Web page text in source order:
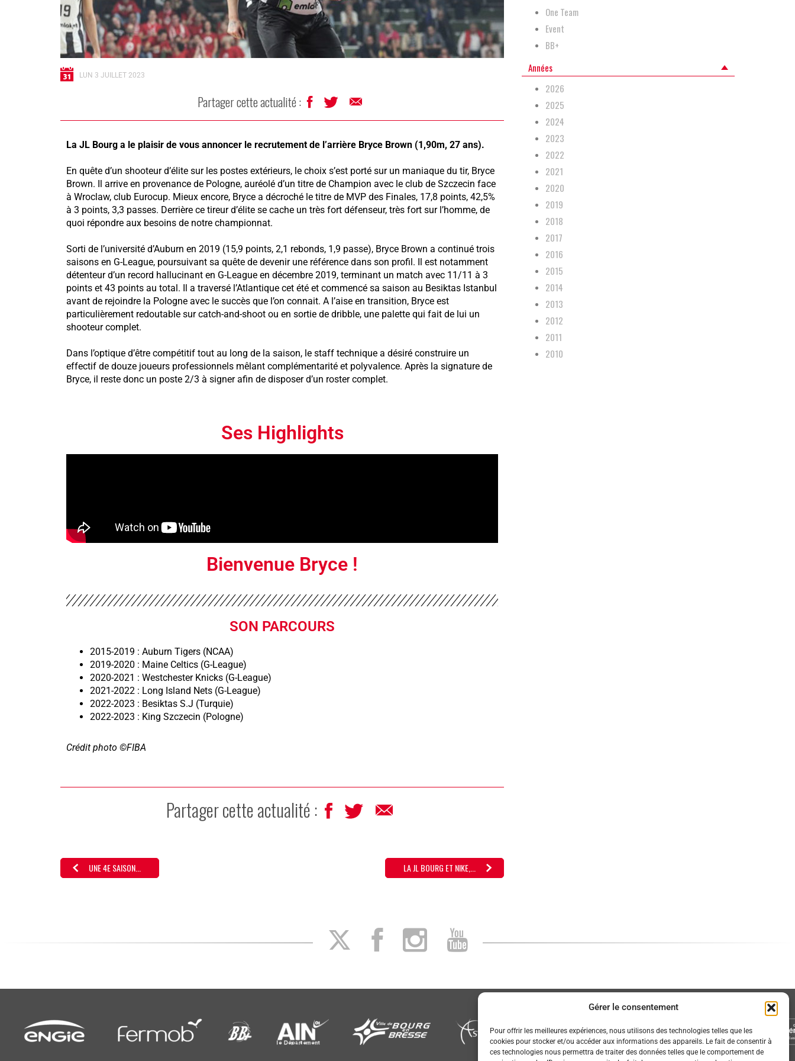
Gérer le consentement
Pour offrir les meilleures expériences, nous utilisons des technologies telles que les
cookies pour stocker et/ou accéder aux informations des appareils. Le fait de consentir à
ces technologies nous permettra de traiter des données telles que le comportement de
LUN 3 JUILLET 2023
Partager cette actualité :
La JL Bourg a le plaisir de vous annoncer le recrutement de l’arrière Bryce Brown (1,90m, 27 ans).
En quête d’un shooteur d’élite sur les postes extérieurs, le choix s’est porté sur un maniaque du tir, Bryce
Brown. Il arrive en provenance de Pologne, auréolé d’un titre de Champion avec le club de Szczecin face
à Wroclaw, club Eurocup. Mieux encore, Bryce a décroché le titre de MVP des Finales, 17,8 points, 42,5%
à 3 points, 3,3 passes. Derrière ce tireur d’élite se cache un très fort défenseur, très fort sur l’homme, de
quoi répondre aux besoins de notre championnat.
Sorti de l’université d’Auburn en 2019 (15,9 points, 2,1 rebonds, 1,9 passe), Bryce Brown a continué trois
saisons en G-League, poursuivant sa quête de devenir une référence dans son profil. Il est notamment
détenteur d’un record hallucinant en G-League en décembre 2019, terminant un match avec 11/11 à 3
points et 43 points au total. Il a traversé l’Atlantique cet été et commencé sa saison au Besiktas Istanbul
avant de rejoindre la Pologne avec le succès que l’on connait. A l’aise en transition, Bryce est
particulièrement redoutable sur catch-and-shoot ou en sortie de dribble, une palette qui fait de lui un
shooteur complet.
Dans l’optique d’être compétitif tout au long de la saison, le staff technique a désiré construire un
effectif de douze joueurs professionnels mêlant complémentarité et polyvalence. Après la signature de
Bryce, il reste donc un poste 2/3 à signer afin de disposer d’un roster complet.
Ses Highlights
Bienvenue Bryce !
SON PARCOURS
2015-2019 : Auburn Tigers (NCAA)
2019-2020 : Maine Celtics (G-League)
2020-2021 : Westchester Knicks (G-League)
2021-2022 : Long Island Nets (G-League)
2022-2023 : Besiktas S.J (Turquie)
2022-2023 : King Szczecin (Pologne)
Crédit photo ©FIBA
Partager cette actualité :
UNE 4E SAISON... LA JL BOURG ET NIKE,...
One Team
Event
BB+
Années
2026
2025
2024
2023
2022
2021
2020
2019
2018
2017
2016
2015
2014
2013
2012
2011
2010